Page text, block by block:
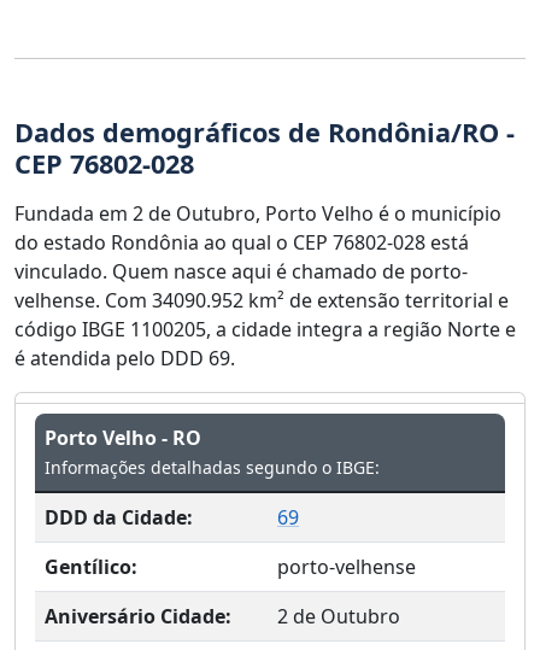
Dados demográficos de Rondônia/RO -
CEP 76802-028
Fundada em 2 de Outubro, Porto Velho é o município
do estado Rondônia ao qual o CEP 76802-028 está
vinculado. Quem nasce aqui é chamado de porto-
velhense. Com 34090.952 km² de extensão territorial e
código IBGE 1100205, a cidade integra a região Norte e
é atendida pelo DDD 69.
Porto Velho - RO
Informações detalhadas segundo o IBGE:
DDD da Cidade:
69
Gentílico:
porto-velhense
Aniversário Cidade:
2 de Outubro